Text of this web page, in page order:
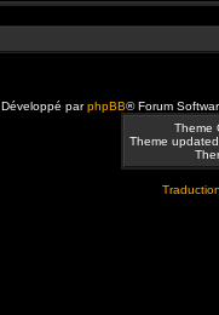
Développé parphpBB® Forum
Theme
Theme